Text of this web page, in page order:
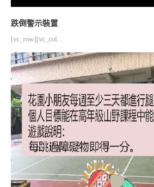
跌倒警示裝置
[vc_row][vc_col...